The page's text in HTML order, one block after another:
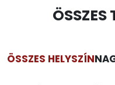
ÖSSZES
ÖSSZES HELYSZÍN